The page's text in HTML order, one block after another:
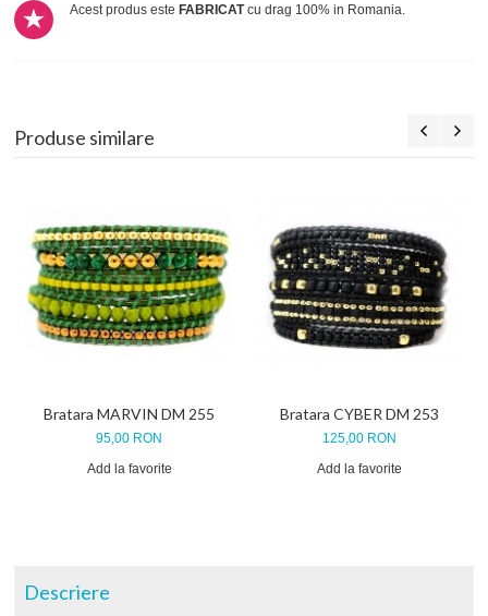
Acest produs esteFABRICATcu drag 100% in Romania.
Produse similare
Bratara MARVIN DM 255
95,00 RON
Add la favorite
Bratara CYBER DM 253
125,00 RON
Add la favorite
Descriere